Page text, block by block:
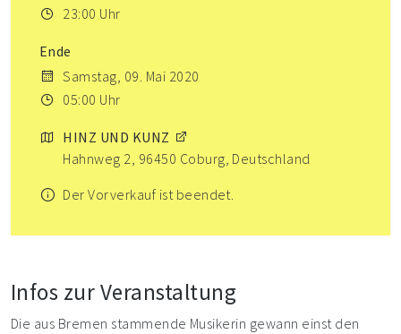
23:00 Uhr
Ende
Samstag, 09. Mai 2020
05:00 Uhr
HINZ UND KUNZ
Hahnweg 2, 96450 Coburg, Deutschland
Der Vorverkauf ist beendet.
Infos zur Veranstaltung
Die aus Bremen stammende Musikerin gewann einst den